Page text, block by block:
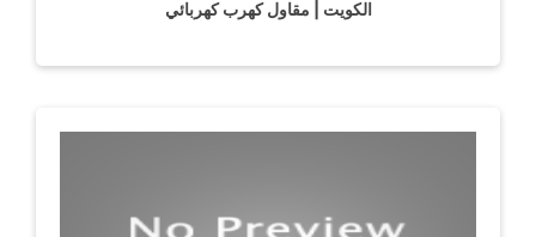
الكويت | مقاول كهرب كهربائي